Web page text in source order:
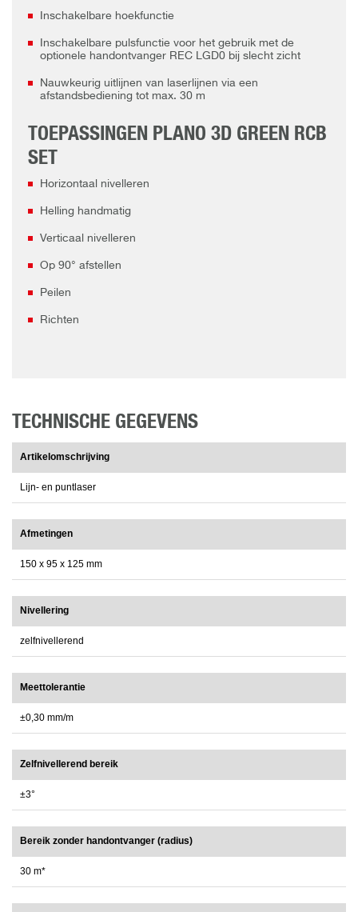
Inschakelbare hoekfunctie
Inschakelbare pulsfunctie voor het gebruik met de
optionele handontvanger REC LGD0 bij slecht zicht
Nauwkeurig uitlijnen van laserlijnen via een
afstandsbediening tot max. 30 m
TOEPASSINGEN PLANO 3D GREEN RCB
SET
Horizontaal nivelleren
Helling handmatig
Verticaal nivelleren
Op 90° afstellen
Peilen
Richten
TECHNISCHE GEGEVENS
Artikelomschrijving
Lijn- en puntlaser
Afmetingen
150 x 95 x 125 mm
Nivellering
zelfnivellerend
Meettolerantie
±0,30 mm/m
Zelfnivellerend bereik
±3°
Bereik zonder handontvanger (radius)
30 m*